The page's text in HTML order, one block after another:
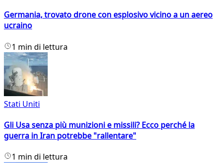
Germania, trovato drone con esplosivo vicino a un aereo
ucraino
1 min di lettura
Stati Uniti
Gli Usa senza più munizioni e missili? Ecco perché la
guerra in Iran potrebbe "rallentare"
1 min di lettura